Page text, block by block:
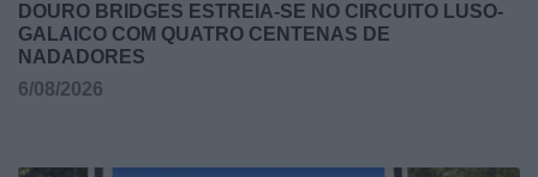
DOURO BRIDGES ESTREIA-SE NO CIRCUITO LUSO-
GALAICO COM QUATRO CENTENAS DE
NADADORES
6/08/2026